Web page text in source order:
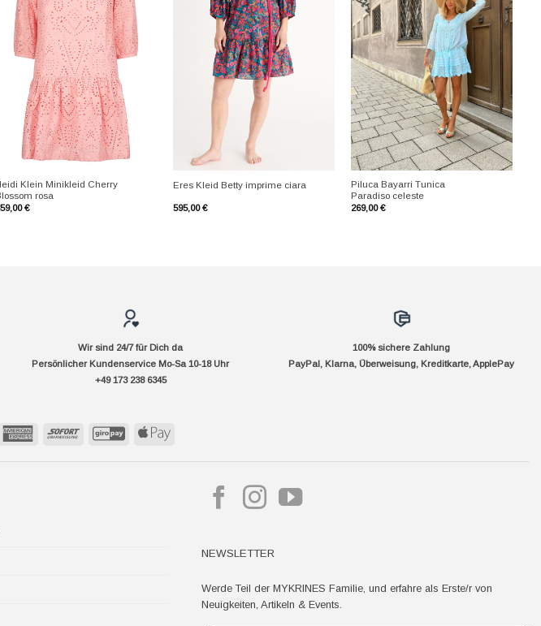
Klein Minikleid Cherry
rosa
€
+
Eres Kleid Betty imprime ciara
595,00€
+
Piluca Bayarri Tunica
Paradiso celeste
269,00€
Wir sind 24/7 für Dich da
Persönlicher Kundenservice Mo-Sa 10-18 Uhr
+49 173 238 6345
100% sichere Zahlung
PayPal, Klarna, Überweisung, Kreditkarte, ApplePay
AmericanSofort GiroPay Apple
NEWSLETTER
Werde Teil der MYKRINES Familie, und erfahre als Erste/r von
Neuigkeiten, Artikeln & Events.